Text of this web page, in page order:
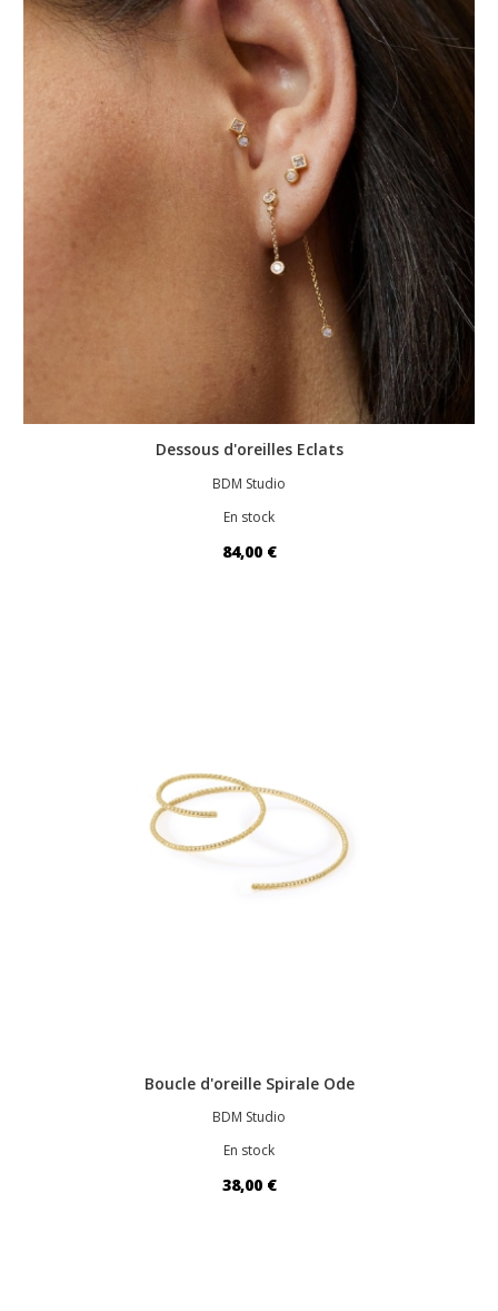
Dessous d'oreilles Eclats
BDM Studio
En stock
84,00 €
Boucle d'oreille Spirale Ode
BDM Studio
En stock
38,00 €